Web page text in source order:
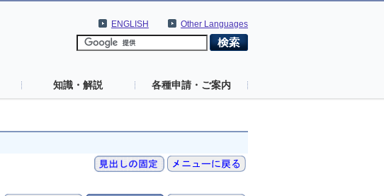
Other Languages
ENGLISH
知識・解説 各種申請・ご案内